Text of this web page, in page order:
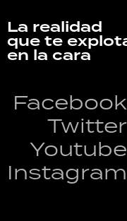
La realidad
que te
en la cara
Facebook
Twitter
Youtube
Instagram